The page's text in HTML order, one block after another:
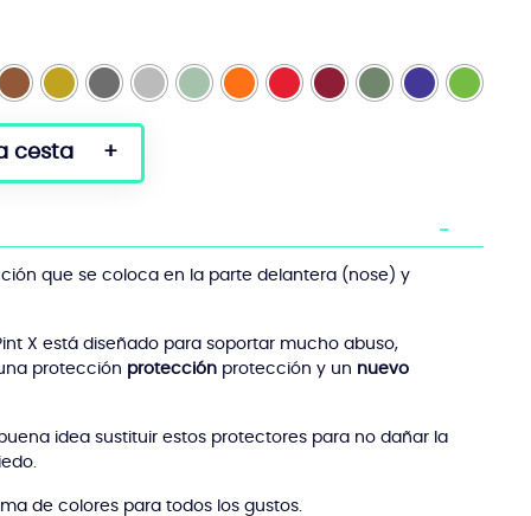
cesta
que se coloca en la parte delantera (nose) y
X está diseñado para soportar mucho abuso,
protección protecciónprotección y un nuevo
idea sustituir estos protectores para no dañar la
de colores para todos los gustos.